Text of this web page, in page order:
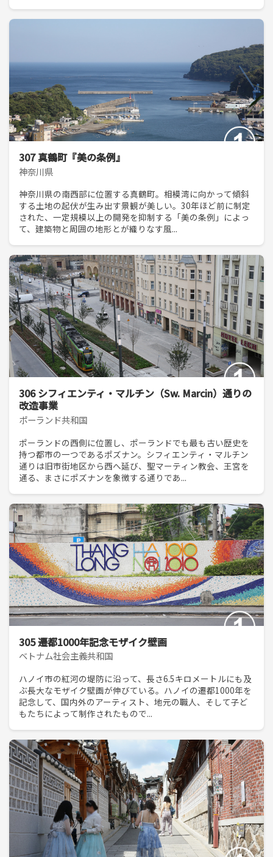
307 真鶴町『美の条例』
神奈川県
神奈川県の南西部に位置する真鶴町。相模湾に向かって傾斜
する土地の起伏が生み出す景観が美しい。30年ほど前に制定
された、一定規模以上の開発を抑制する「美の条例」によっ
て、建築物と周囲の地形とが織りなす風...
306 シフィエンティ・マルチン（Sw. Marcin）通りの
改造事業
ポーランド共和国
ポーランドの西側に位置し、ポーランドでも最も古い歴史を
持つ都市の一つであるポズナン。シフィエンティ・マルチン
通りは旧市街地区から西へ延び、聖マーティン教会、王宮を
通る、まさにポズナンを象徴する通りであ...
305 遷都1000年記念モザイク壁画
ベトナム社会主義共和国
ハノイ市の紅河の堤防に沿って、長さ6.5キロメートルにも及
ぶ長大なモザイク壁画が伸びている。ハノイの遷都1000年を
記念して、国内外のアーティスト、地元の職人、そして子ど
もたちによって制作されたもので...